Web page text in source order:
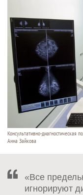
Консультативно-диагностическая
Анна Зайкова
«Все
игнорируют